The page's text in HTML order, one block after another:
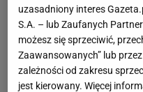
uzasadniony interes
S.A. – lub Zaufanych
możesz się sprzeciwić,
Zaawansowanych” lub
zależności od zakresu
jest kierowany. Więcej